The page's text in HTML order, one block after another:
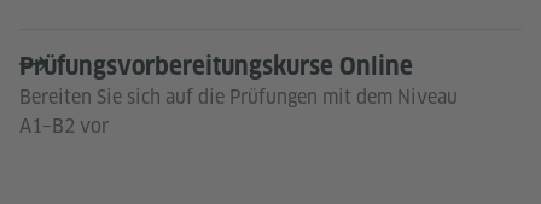
Bereiten Sie sich auf die Prüfungen mit dem Niveau
A1–B2 vor
Prüfungsvorbereitungskurse Online